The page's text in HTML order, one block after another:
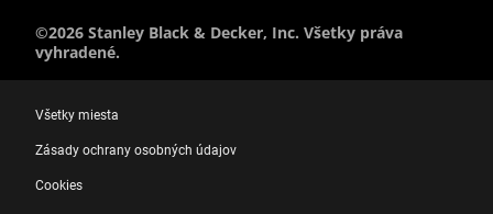
©2026 Stanley Black & Decker, Inc. Všetky práva
vyhradené.
Všetky miesta
Zásady ochrany osobných údajov
Cookies